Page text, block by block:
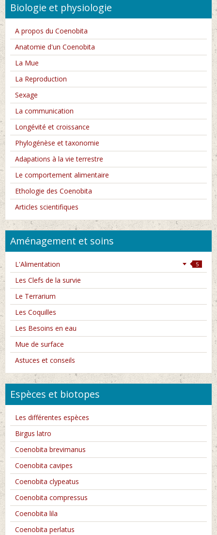
Biologie et physiologie
A propos du Coenobita
Anatomie d'un Coenobita
La Mue
La Reproduction
Sexage
La communication
Longévité et croissance
Phylogénèse et taxonomie
Adapations à la vie terrestre
Le comportement alimentaire
Ethologie des Coenobita
Articles scientifiques
Aménagement et soins
L'Alimentation 5
Les Clefs de la survie
Le Terrarium
Les Coquilles
Les Besoins en eau
Mue de surface
Astuces et conseils
Espèces et biotopes
Les différentes espèces
Birgus latro
Coenobita brevimanus
Coenobita cavipes
Coenobita clypeatus
Coenobita compressus
Coenobita lila
Coenobita perlatus